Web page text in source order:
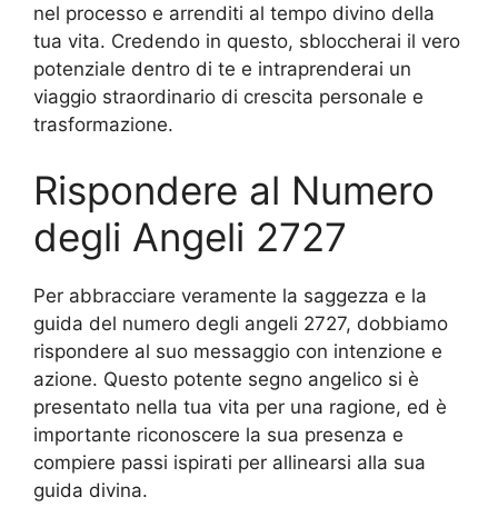
nel processo e arrenditi al tempo divino della
tua vita. Credendo in questo, sbloccherai il vero
potenziale dentro di te e intraprenderai un
viaggio straordinario di crescita personale e
trasformazione.
Rispondere al Numero
degli Angeli 2727
Per abbracciare veramente la saggezza e la
guida del numero degli angeli 2727, dobbiamo
rispondere al suo messaggio con intenzione e
azione. Questo potente segno angelico si è
presentato nella tua vita per una ragione, ed è
importante riconoscere la sua presenza e
compiere passi ispirati per allinearsi alla sua
guida divina.